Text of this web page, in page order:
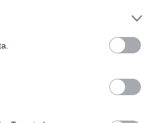
Via del
le
al
pubblicitàCl